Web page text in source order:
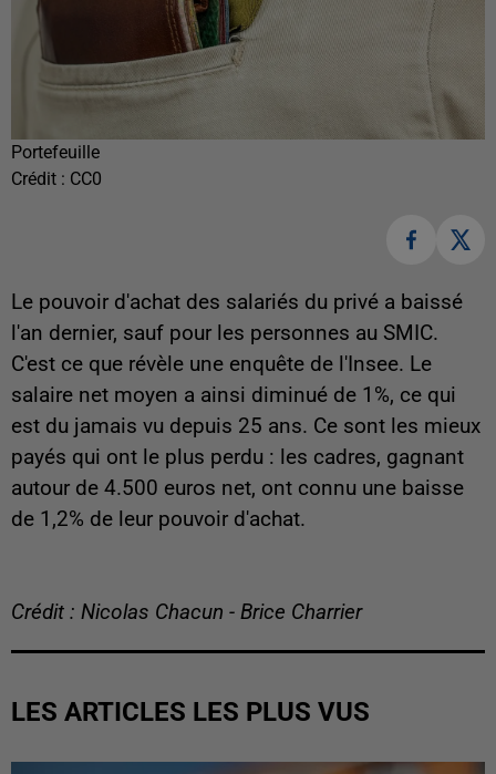
Portefeuille
Crédit : CC0
Le pouvoir d'achat des salariés du privé a baissé
l'an dernier, sauf pour les personnes au SMIC.
C'est ce que révèle une enquête de l'Insee. Le
salaire net moyen a ainsi diminué de 1%, ce qui
est du jamais vu depuis 25 ans. Ce sont les mieux
payés qui ont le plus perdu : les cadres, gagnant
autour de 4.500 euros net, ont connu une baisse
de 1,2% de leur pouvoir d'achat.
Crédit : Nicolas Chacun - Brice Charrier
LES ARTICLES LES PLUS VUS